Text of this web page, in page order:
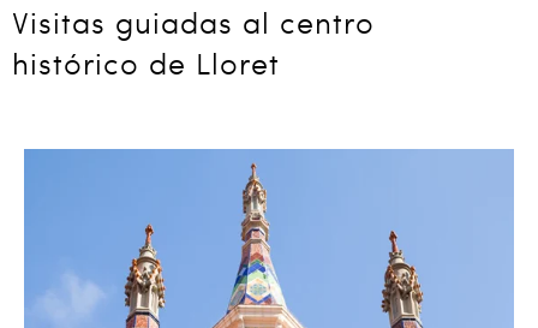
Visitas guiadas al centro
histórico de Lloret